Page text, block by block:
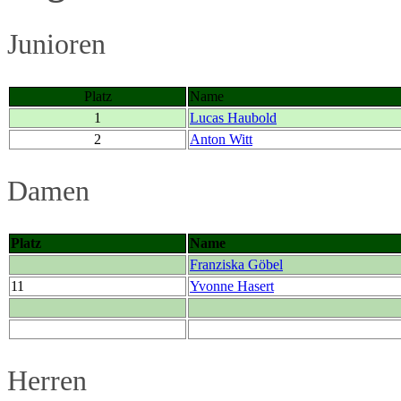
Junioren
Platz
Name
1
Lucas Haubold
2
Anton Witt
Damen
Platz
Name
Franziska Göbel
11
Yvonne Hasert
Herren